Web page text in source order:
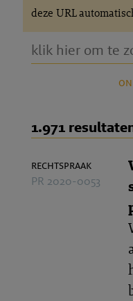
deze URL
1.971
rechtspraak
PR 2020-0053